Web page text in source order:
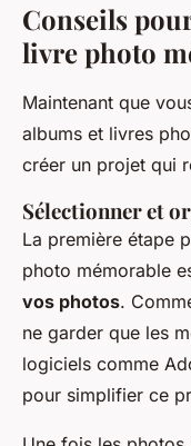
Conseils
livre photo
Maintenant que
albums et livres
créer un projet qui
Sélectionner et
La première étape
photo mémorable
vos photos.
ne garder que les
logiciels comme
pour simplifier ce